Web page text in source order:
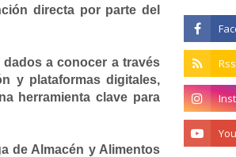
directa por parte del
a conocer a través
y plataformas digitales,
herramienta clave para
de Almacén y Alimentos